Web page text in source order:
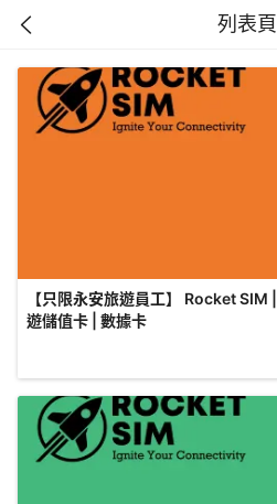
列表頁
【只限永安旅遊員工】 Rocket SIM | 台灣5日上網卡 (5GB) | 旅
遊儲值卡 | 數據卡